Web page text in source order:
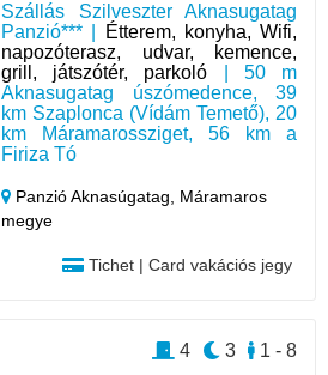
Szállás Szilveszter Aknasugatag
Panzió*** |
Étterem, konyha, Wifi,
napozóterasz, udvar, kemence,
grill, játszótér, parkoló | 50 m
Aknasugatag úszómedence, 39
km Szaplonca (Vídám Temető), 20
km Máramarossziget, 56 km a
Firiza Tó
Panzió Aknasúgatag, Máramaros
megye
Tichet | Card vakációs jegy
1 - 8
3
4